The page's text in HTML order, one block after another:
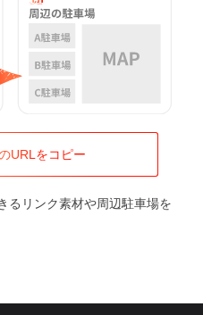
URLをコピー
るリンク素材や周辺駐車場を